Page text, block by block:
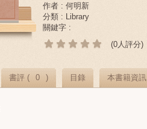
作者 : 何明新
分類 : Library
關鍵字 :
(0人評分)
書評 ( 0 ) 目錄 本書籍資訊